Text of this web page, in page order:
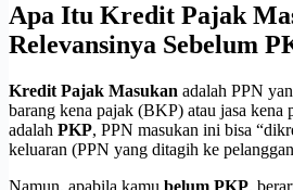
Apa Itu Kredit Pajak
Relevansinya Sebelum
Kredit Pajak Masukan adalah PPN
barang kena pajak (BKP) atau jasa kena
adalah PKP, PPN masukan ini bisa
keluaran (PPN yang ditagih ke
Namun, apabila kamu belum PKP,